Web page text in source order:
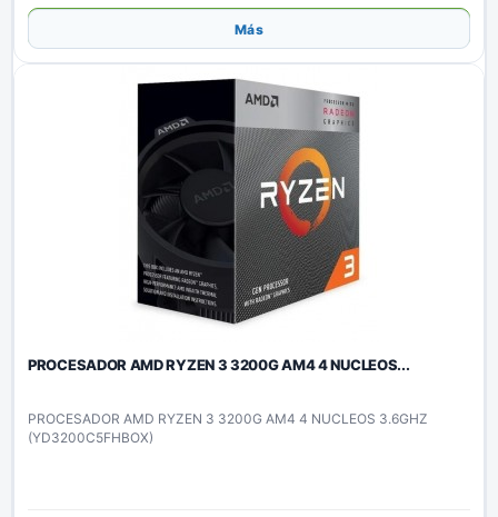
Añadir
Más
PROCESADOR AMD RYZEN 3 3200G AM4 4 NUCLEOS...
PROCESADOR AMD RYZEN 3 3200G AM4 4 NUCLEOS 3.6GHZ
(YD3200C5FHBOX)